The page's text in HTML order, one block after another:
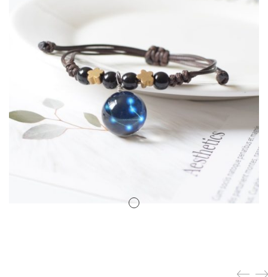
Anillo Atlante
Aromaterapia
Atrapa sueños
Bolas de Cristal
Brujas de Artesanía